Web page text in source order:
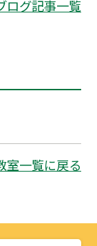
ログ記事一覧
室一覧に戻る